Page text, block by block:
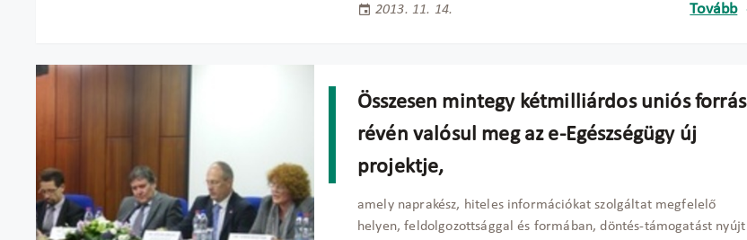
2013. 11. 14. Tovább
Összesen mintegy kétmilliárdos uniós forrás
révén valósul meg az e-Egészségügy új
projektje,
amely naprakész, hiteles információkat szolgáltat megfelelő
helyen, feldolgozottsággal és formában, döntés-támogatást nyújt